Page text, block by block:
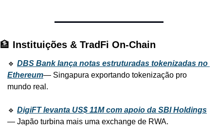
🏦 Instituições & TradFi On-Chain
🔹 DBS Bank lança notas estruturadas tokenizadas no
Ethereum— Singapura exportando tokenização pro
mundo real.
🔹 DigiFT levanta US$ 11M com apoio da SBI Holdings
— Japão turbina mais uma exchange de RWA.